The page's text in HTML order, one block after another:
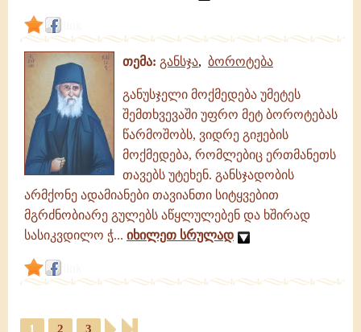
თემა: განსჯა, ბოროტება
განუსჯელი მოქმედება უმეტეს
შემთხვევაში უფრო მეტ ბოროტებას
წარმოშობს, ვიდრე გიჟების
მოქმედება, რომლებიც ერთმანეთს
თავებს უტეხენ. განსჯადობის
არმქონე ადამიანები თავიანთი სიტყვებით
მგრძნობიარე გულებს აწყლულებენ და ხშირად
სასიკვდილო ჭ... იხილეთ სრულად
1 2 3